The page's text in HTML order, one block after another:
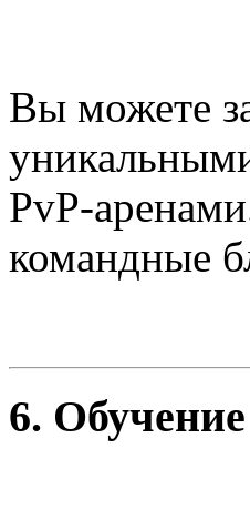
Вы можете
PvP-
командные
6.